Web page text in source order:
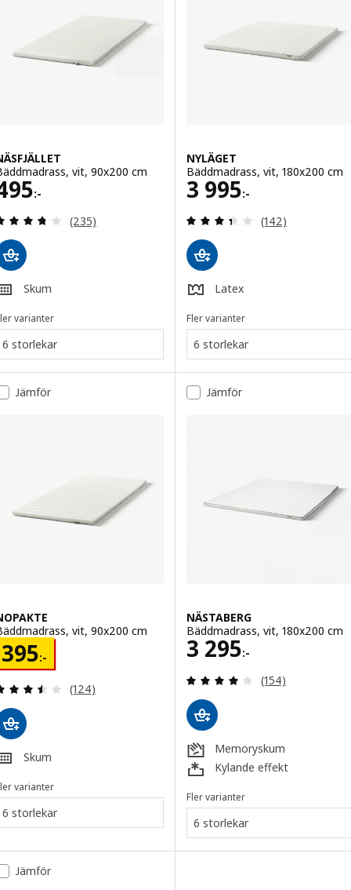
vit, 90x200 cm
:-
495:-
Recensera: 3.7 utav 5 stjärnor. Totalt antal
(235)
Skum
varianter
6 storlekar
NYLÄGET
Bäddmadrass, vit, 180x200 cm
3 995:-
Pris 3995:-
Recensera:
(142)
Latex
Fler varianter
6 storlekar
Jämför
vit, 90x200 cm
395:-
395:-
Recensera: 3.5 utav 5 stjärnor. Totalt antal
(124)
Skum
varianter
6 storlekar
Jämför
NÄSTABERG
Bäddmadrass, vit, 180x200 cm
3 295:-
Pris 3295:-
Recensera:
(154)
Memoryskum
Kylande effekt
Fler varianter
6 storlekar
Jämför